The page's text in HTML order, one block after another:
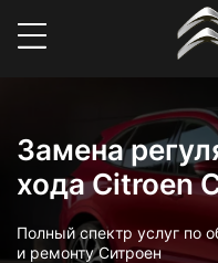
Замена
хода Citroen
Полный спектр услуг по
и ремонту Ситроен